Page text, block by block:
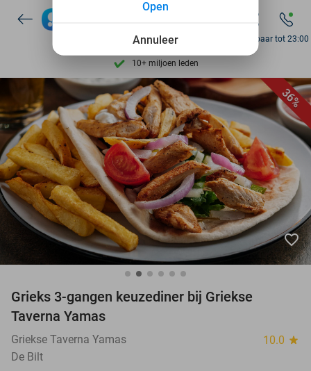
7 dagen per week beschikbaar
10+ miljoen leden
9,4 op basis van
Ontdek 15.000+ deals
7 dagen per week beschikbaar
10+ miljoen leden
Bereikbaar tot 23:00
36%
favorite_border
Grieks 3-gangen keuzediner bij Griekse
Taverna Yamas
Griekse Taverna Yamas 10.0 star
De Bilt
Annuleer
Open